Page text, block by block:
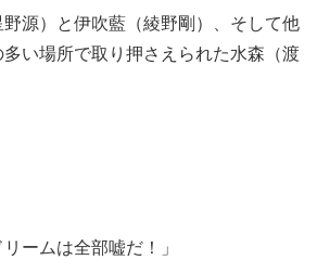
源）と伊吹藍（綾野剛）、そして他
い場所で取り押さえられた水森（渡
ームは全部嘘だ！」